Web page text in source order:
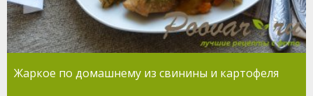
Жаркое по домашнему из свинины и картофеля